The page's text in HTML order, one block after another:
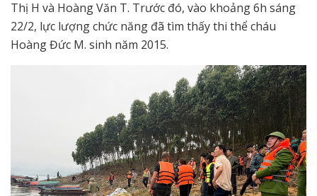
Thị H và Hoàng Văn T. Trước đó, vào khoảng 6h sáng
22/2, lực lượng chức năng đã tìm thấy thi thể cháu
Hoàng Đức M. sinh năm 2015.